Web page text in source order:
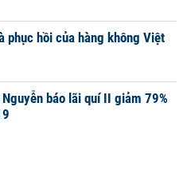
phục hồi của hàng không Việt
báo lãi quí II giảm 79%